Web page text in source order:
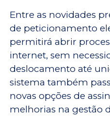
Entre as novidades
de peticionamento
permitirá abrir
internet, sem
deslocamento até
sistema também
novas opções de
melhorias na gestão